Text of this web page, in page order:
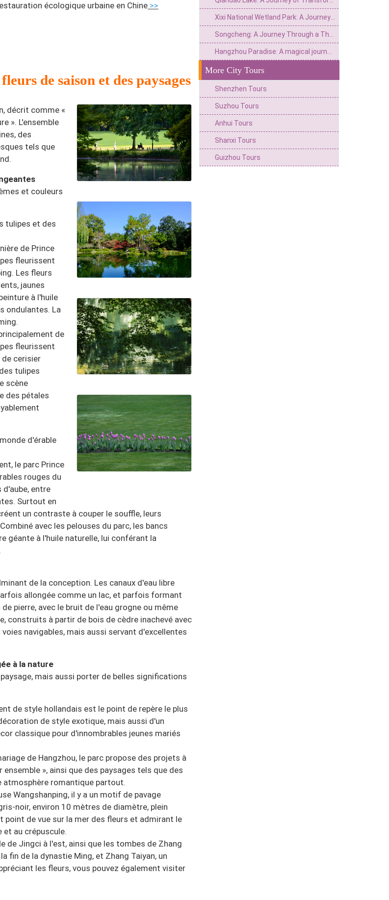
More City Tours
Shenzhen Tours
Suzhou Tours
Anhui Tours
Shanxi Tours
Guizhou Tours
écologique urbaine en Chine >>
de saison et des paysages
décrit comme «
». L'ensemble
des
tels que
et couleurs
tulipes et des
de Prince
fleurissent
Les fleurs
jaunes
à l'huile
ondulantes. La
de
fleurissent
cerisier
tulipes
scène
des pétales
d'érable
le parc Prince
rouges du
d'aube, entre
Surtout en
un contraste à couper le souffle, leurs
avec les pelouses du parc, les bancs
géante à l'huile naturelle, lui conférant la
de la conception. Les canaux d'eau libre
allongée comme un lac, et parfois formant
pierre, avec le bruit de l'eau grogne ou même
construits à partir de bois de cèdre inachevé avec
navigables, mais aussi servant d'excellentes
à la nature
mais aussi porter de belles significations
de style hollandais est le point de repère le plus
de style exotique, mais aussi d'un
classique pour d'innombrables jeunes mariés
de Hangzhou, le parc propose des projets à
», ainsi que des paysages tels que des
atmosphère romantique partout.
Wangshanping, il y a un motif de pavage
noir, environ 10 mètres de diamètre, plein
point de vue sur la mer des fleurs et admirant le
et au crépuscule.
de Jingci à l'est, ainsi que les tombes de Zhang
fin de la dynastie Ming, et Zhang Taiyan, un
les fleurs, vous pouvez également visiter